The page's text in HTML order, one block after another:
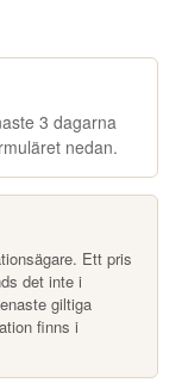
3 dagarna
nedan.
Ett pris
det inte i
giltiga
finns i